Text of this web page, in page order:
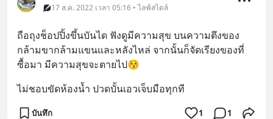
17 ส.ค. 2022 เวลา 05:16 • ไลฟ์สไตล์
ถือถุงช็อปปิ้งขึ้นบันได ฟังดูมีความสุข บนความตึงของ
กล้ามขากล้ามแขนและหลังไหล่ จากนั้นก็จัดเรียงของที่
ซื้อมา มีความสุขจะตายไป😚
ไม่ชอบขัดห้องน้ำ ปวดบั้นเอวเจ็บมือทุกที
บันทึก 1 1